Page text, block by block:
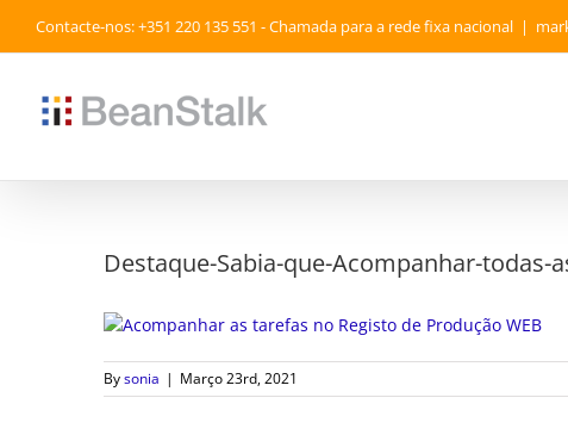
content
Contacte-nos: +351 220 135 551 - Chamada para a rede fixa nacional |
Destaque-Sabia-que-Acompanhar-todas-
Bysonia | Março 23rd, 2021